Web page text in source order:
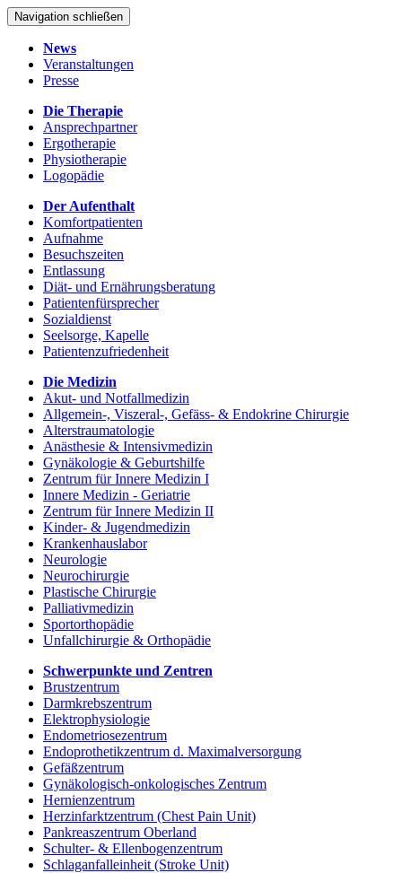
Navigation schließen
News
Veranstaltungen
Presse
Die Therapie
Ansprechpartner
Ergotherapie
Physiotherapie
Logopädie
Der Aufenthalt
Komfortpatienten
Aufnahme
Besuchszeiten
Entlassung
Diät- und Ernährungsberatung
Patientenfürsprecher
Sozialdienst
Seelsorge, Kapelle
Patientenzufriedenheit
Die Medizin
Akut- und Notfallmedizin
Allgemein-, Viszeral-, Gefäss- & Endokrine Chirurgie
Alterstraumatologie
Anästhesie & Intensivmedizin
Gynäkologie & Geburtshilfe
Zentrum für Innere Medizin I
Innere Medizin - Geriatrie
Zentrum für Innere Medizin II
Kinder- & Jugendmedizin
Krankenhauslabor
Neurologie
Neurochirurgie
Plastische Chirurgie
Palliativmedizin
Sportorthopädie
Unfallchirurgie & Orthopädie
Schwerpunkte und Zentren
Brustzentrum
Darmkrebszentrum
Elektrophysiologie
Endometriosezentrum
Endoprothetikzentrum d. Maximalversorgung
Gefäßzentrum
Gynäkologisch-onkologisches Zentrum
Hernienzentrum
Herzinfarktzentrum (Chest Pain Unit)
Pankreaszentrum Oberland
Schulter- & Ellenbogenzentrum
Schlaganfalleinheit (Stroke Unit)